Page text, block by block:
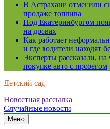
В Астрахани отменили
продаже топлива
Под Екатеринбургом
на дровах
Как работает
и где водители находят
Эксперты рассказали,
покупке авто с пробегом
Детский сад
Новостная рассылка
Случайные новости
Меню